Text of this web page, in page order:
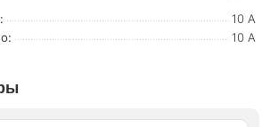
10 А
10 А